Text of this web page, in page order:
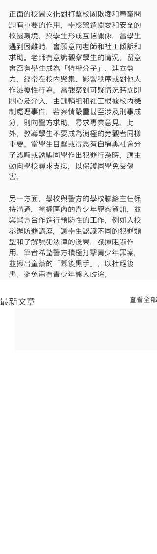
正面的校園文化對打擊校園欺凌和童黨問
題有重要的作用，學校營造關愛和安全的
校園環境，與學生形成互信關係，當學生
遇到困難時，會願意向老師和社工傾訴和
求助。老師有意識觀察學生的情況，留意
會否有學生成為「特權分子」、建立勢
力，經常在校內聚集、影響秩序或對他人
作滋擾性行為。當觀察到可疑情況時立即
關心及介入，由訓輔組和社工根據校內機
制處理事件，若案情嚴重甚至涉及刑事成
分，則向警方求助，尋求專業意見。此
外，教導學生不要成為消極的旁觀者同樣
重要。當學生目擊或得悉有自稱黑社會分
子恐嚇或誘騙同學作出犯罪行為時，應主
動向學校尋求支援，以保護同學免受傷
害。
另一方面，學校與警方的學校聯絡主任保
持溝通，掌握區內的青少年罪案資訊，並
與警方合作進行預防性的工作，例如入校
舉辦防罪講座，讓學生認識不同的犯罪類
型和了解觸犯法律的後果，發揮阻嚇作
用。筆者希望警方積極打擊青少年罪案，
並揪出童黨的「幕後黑手」，以杜絕後
患，避免再有青少年誤入歧途。
最新文章 查看全部